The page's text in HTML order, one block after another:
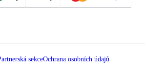
sekceOchrana osobních údajů